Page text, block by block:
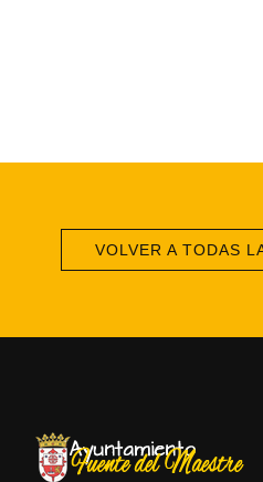
VOLVER A TODAS